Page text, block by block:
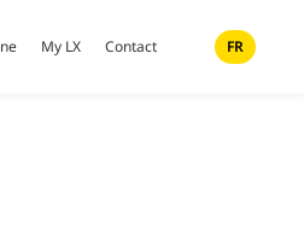
My LX Contact FR